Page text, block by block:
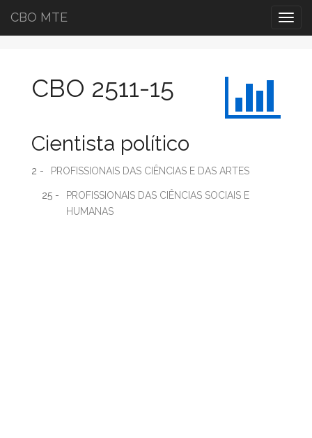
CBO MTE
CBO 2511-15
Cientista político
2 - PROFISSIONAIS DAS CIÊNCIAS E DAS ARTES
25 -
PROFISSIONAIS DAS CIÊNCIAS SOCIAIS E
HUMANAS